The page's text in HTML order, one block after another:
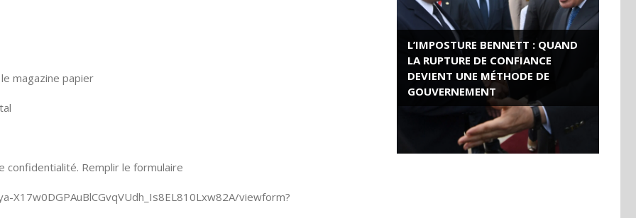
magazine papier
confidentialité. Remplir le formulaire
viewform?
L’IMPOSTURE BENNETT : QUAND
LA RUPTURE DE CONFIANCE
DEVIENT UNE MÉTHODE DE
GOUVERNEMENT
ROSE VALLAND, HEROÏNE DE LA
RESISTANCE FRANÇAISE